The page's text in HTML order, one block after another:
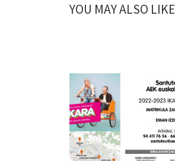
YOU MAY ALSO LIKE